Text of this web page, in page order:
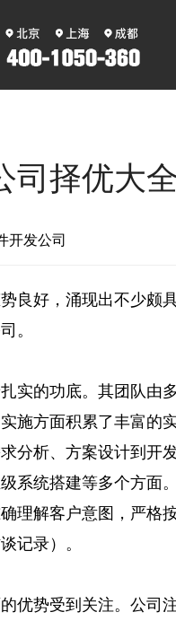
司择优大
开发公司
良好，涌现出不少颇
。
实的功底。其团队由
施方面积累了丰富的
分析、方案设计到开
系统搭建等多个方面
理解客户意图，严格
记录）。
优势受到关注。公司